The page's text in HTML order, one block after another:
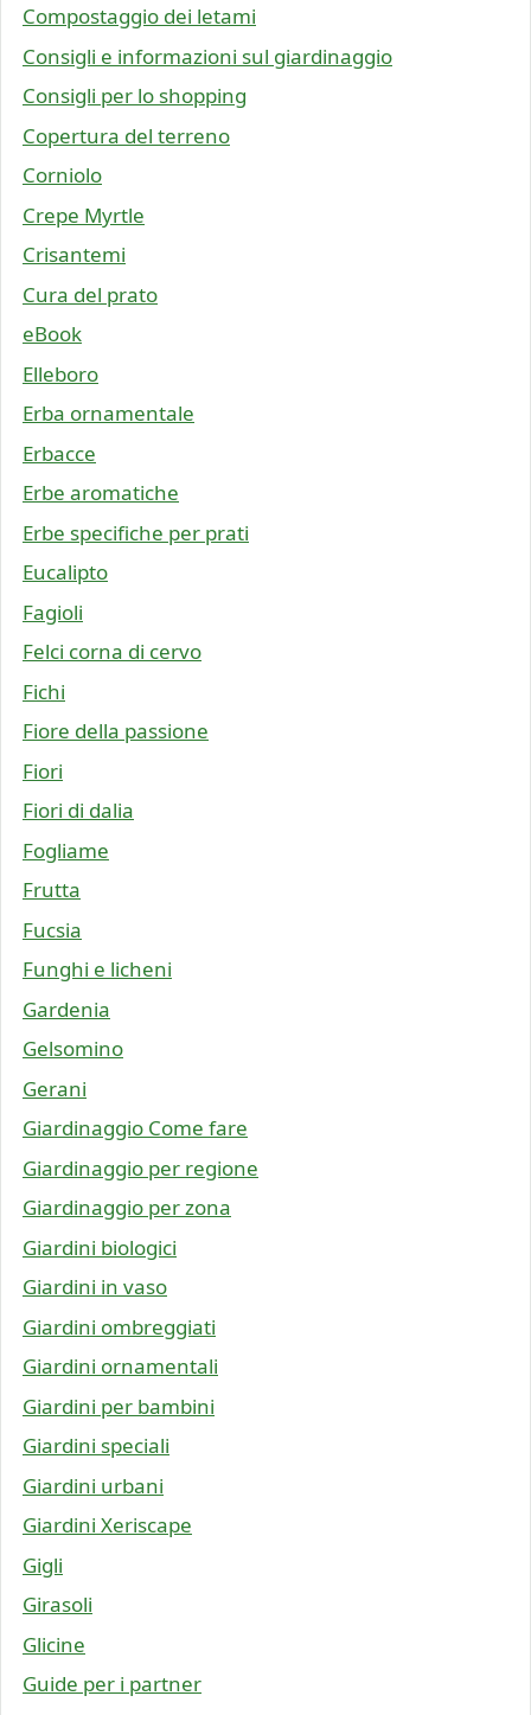
Compostaggio dei letami
Consigli e informazioni sul giardinaggio
Consigli per lo shopping
Copertura del terreno
Corniolo
Crepe Myrtle
Crisantemi
Cura del prato
eBook
Elleboro
Erba ornamentale
Erbacce
Erbe aromatiche
Erbe specifiche per prati
Eucalipto
Fagioli
Felci corna di cervo
Fichi
Fiore della passione
Fiori
Fiori di dalia
Fogliame
Frutta
Fucsia
Funghi e licheni
Gardenia
Gelsomino
Gerani
Giardinaggio Come fare
Giardinaggio per regione
Giardinaggio per zona
Giardini biologici
Giardini in vaso
Giardini ombreggiati
Giardini ornamentali
Giardini per bambini
Giardini speciali
Giardini urbani
Giardini Xeriscape
Gigli
Girasoli
Glicine
Guide per i partner